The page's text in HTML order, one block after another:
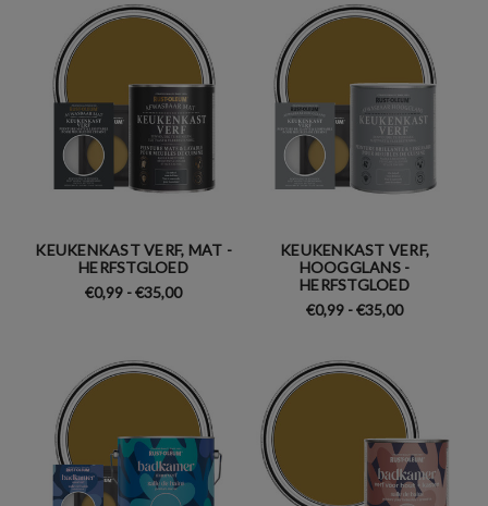
KEUKENKAST VERF, MAT -
HERFSTGLOED
€0,99 - €35,00
KEUKENKAST VERF,
HOOGGLANS -
HERFSTGLOED
€0,99 - €35,00